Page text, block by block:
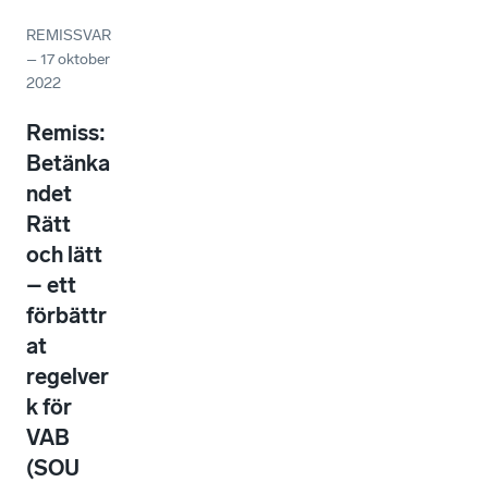
REMISSVAR
–17 oktober
2022
Remiss:
Betänka
ndet
Rätt
och lätt
– ett
förbättr
at
regelver
k för
VAB
(SOU